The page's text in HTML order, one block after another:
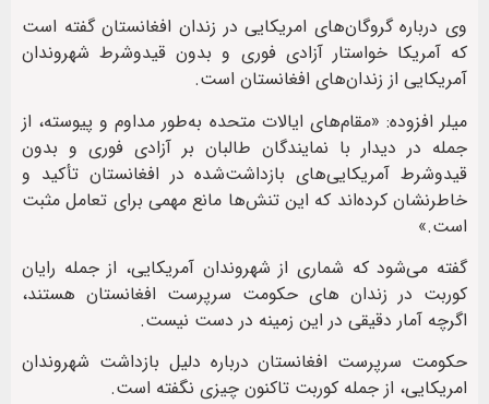
وی درباره‌ گروگان‌های امریکایی در زندان افغانستان گفته است
که آمریکا خواستار آزادی فوری و بدون قیدوشرط شهروندان
آمریکایی از زندان‌های افغانستان است.
میلر افزوده: «مقام‌های ایالات متحده به‌طور مداوم و پیوسته، از
جمله در دیدار با نمایندگان طالبان بر آزادی فوری و بدون
قیدوشرط آمریکایی‌های بازداشت‌شده در افغانستان تأکید و
خاطرنشان کرده‌اند که این تنش‌ها مانع مهمی برای تعامل مثبت
است.»
گفته می‌شود که شماری از شهروندان آمریکایی، از جمله رایان
کوربت در زندان های حکومت سرپرست افغانستان هستند،
اگرچه آمار دقیقی در این زمینه در دست نیست.
حکومت سرپرست افغانستان درباره‌ دلیل بازداشت شهروندان
امریکایی، از جمله کوربت تاکنون چیزی نگفته‌ است.